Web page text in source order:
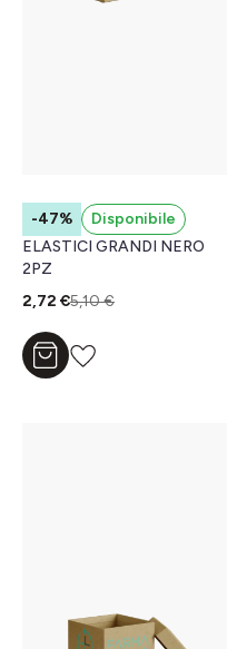
-47%
Disponibile
ELASTICI GRANDI NERO
2PZ
2,72 €5,10 €
Aggiungi al carrello